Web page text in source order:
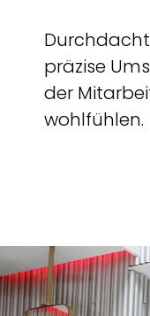
präzise
der
wohlfühlen.